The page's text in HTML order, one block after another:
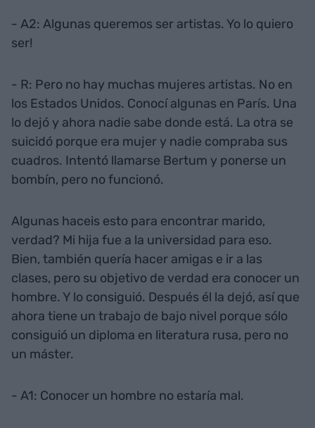
- A2: Algunas queremos ser artistas. Yo lo quiero
ser!
- R: Pero no hay muchas mujeres artistas. No en
los Estados Unidos. Conocí algunas en París. Una
lo dejó y ahora nadie sabe donde está. La otra se
suicidó porque era mujer y nadie compraba sus
cuadros. Intentó llamarse Bertum y ponerse un
bombín, pero no funcionó.
Algunas haceis esto para encontrar marido,
verdad? Mi hija fue a la universidad para eso.
Bien, también quería hacer amigas e ir a las
clases, pero su objetivo de verdad era conocer un
hombre. Y lo consiguió. Después él la dejó, así que
ahora tiene un trabajo de bajo nivel porque sólo
consiguió un diploma en literatura rusa, pero no
un máster.
- A1: Conocer un hombre no estaría mal.